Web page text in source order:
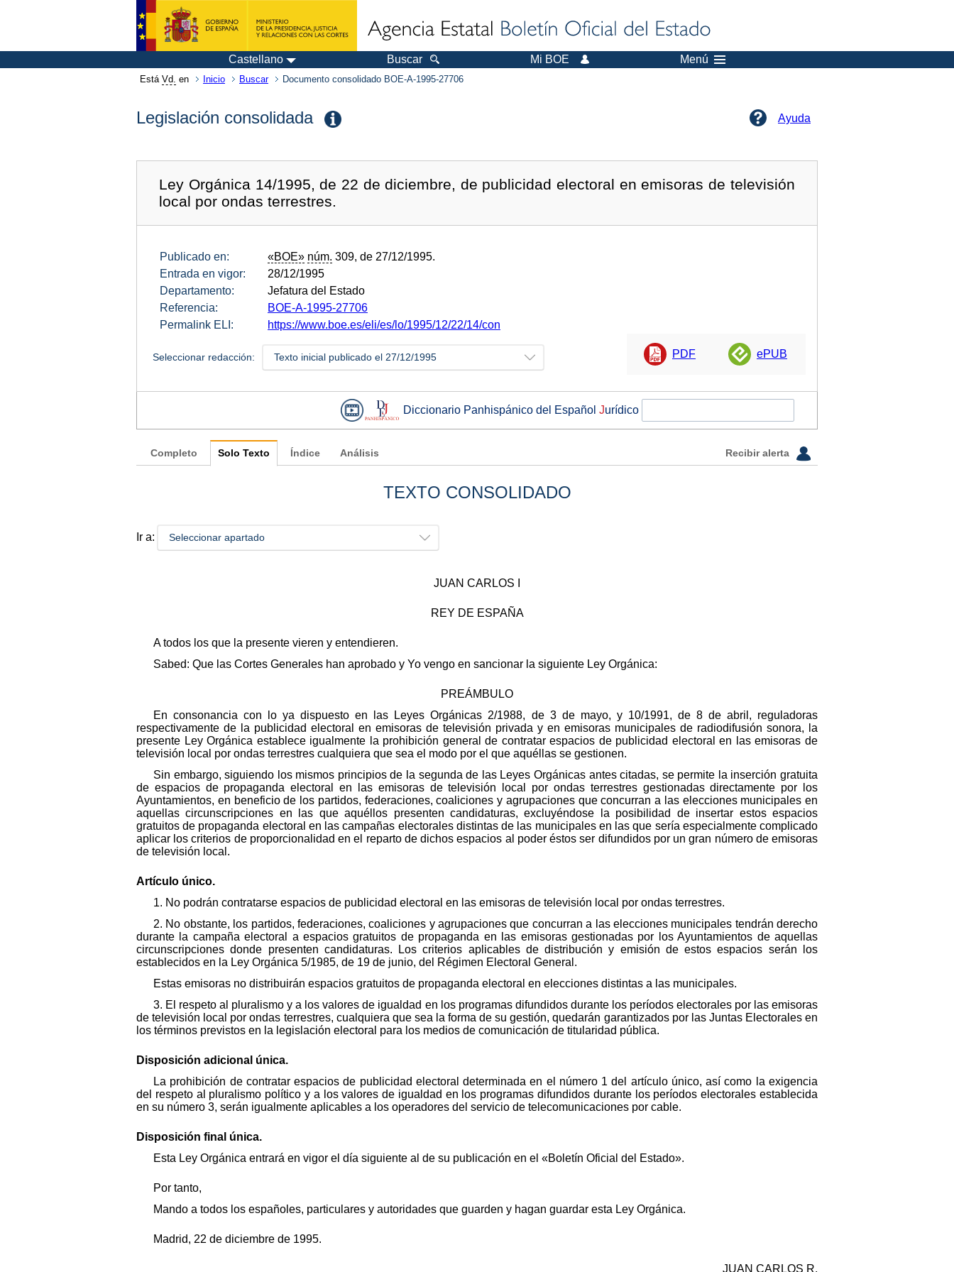
Castellano Buscar Mi BOE Menú
Está Vd. en Inicio Buscar Documento consolidado BOE-A-1995-27706
Legislación consolidada Ayuda
Ley Orgánica 14/1995, de 22 de diciembre, de publicidad electoral en emisoras de televisión
local por ondas terrestres.
Publicado en: «BOE» núm. 309, de 27/12/1995.
Entrada en vigor:
28/12/1995
Departamento:
Jefatura del Estado
Referencia:
BOE-A-1995-27706
Permalink ELI:
https://www.boe.es/eli/es/lo/1995/12/22/14/con
Seleccionar redacción: Texto inicial publicado el 27/12/1995 PDF ePUB
Diccionario Panhispánico del Español Jurídico
Completo Solo Texto Índice Análisis Recibir alerta
TEXTO CONSOLIDADO
Ir a: Seleccionar apartado
JUAN CARLOS I
REY DE ESPAÑA
A todos los que la presente vieren y entendieren.
Sabed: Que las Cortes Generales han aprobado y Yo vengo en sancionar la siguiente Ley Orgánica:
PREÁMBULO
En consonancia con lo ya dispuesto en las Leyes Orgánicas 2/1988, de 3 de mayo, y 10/1991, de 8 de abril, reguladoras
respectivamente de la publicidad electoral en emisoras de televisión privada y en emisoras municipales de radiodifusión sonora, la
presente Ley Orgánica establece igualmente la prohibición general de contratar espacios de publicidad electoral en las emisoras de
televisión local por ondas terrestres cualquiera que sea el modo por el que aquéllas se gestionen.
Sin embargo, siguiendo los mismos principios de la segunda de las Leyes Orgánicas antes citadas, se permite la inserción gratuita
de espacios de propaganda electoral en las emisoras de televisión local por ondas terrestres gestionadas directamente por los
Ayuntamientos, en beneficio de los partidos, federaciones, coaliciones y agrupaciones que concurran a las elecciones municipales en
aquellas circunscripciones en las que aquéllos presenten candidaturas, excluyéndose la posibilidad de insertar estos espacios
gratuitos de propaganda electoral en las campañas electorales distintas de las municipales en las que sería especialmente complicado
aplicar los criterios de proporcionalidad en el reparto de dichos espacios al poder éstos ser difundidos por un gran número de emisoras
de televisión local.
Artículo único.
1. No podrán contratarse espacios de publicidad electoral en las emisoras de televisión local por ondas terrestres.
2. No obstante, los partidos, federaciones, coaliciones y agrupaciones que concurran a las elecciones municipales tendrán derecho
durante la campaña electoral a espacios gratuitos de propaganda en las emisoras gestionadas por los Ayuntamientos de aquellas
circunscripciones donde presenten candidaturas. Los criterios aplicables de distribución y emisión de estos espacios serán los
establecidos en la Ley Orgánica 5/1985, de 19 de junio, del Régimen Electoral General.
Estas emisoras no distribuirán espacios gratuitos de propaganda electoral en elecciones distintas a las municipales.
3. El respeto al pluralismo y a los valores de igualdad en los programas difundidos durante los períodos electorales por las emisoras
de televisión local por ondas terrestres, cualquiera que sea la forma de su gestión, quedarán garantizados por las Juntas Electorales en
los términos previstos en la legislación electoral para los medios de comunicación de titularidad pública.
Disposición adicional única.
La prohibición de contratar espacios de publicidad electoral determinada en el número 1 del artículo único, así como la exigencia
del respeto al pluralismo político y a los valores de igualdad en los programas difundidos durante los períodos electorales establecida
en su número 3, serán igualmente aplicables a los operadores del servicio de telecomunicaciones por cable.
Disposición final única.
Esta Ley Orgánica entrará en vigor el día siguiente al de su publicación en el «Boletín Oficial del Estado».
Por tanto,
Mando a todos los españoles, particulares y autoridades que guarden y hagan guardar esta Ley Orgánica.
Madrid, 22 de diciembre de 1995.
JUAN CARLOS R.